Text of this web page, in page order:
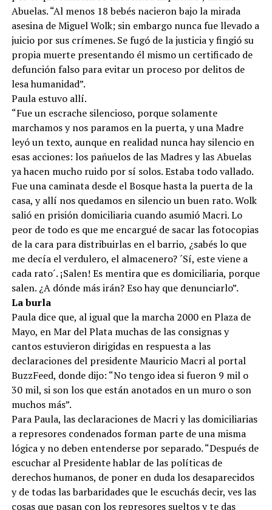
Abuelas. “Al menos 18 bebés nacieron bajo la mirada
asesina de Miguel Wolk; sin embargo nunca fue llevado a
juicio por sus crímenes. Se fugó de la justicia y fingió su
propia muerte presentando él mismo un certificado de
defunción falso para evitar un proceso por delitos de
lesa humanidad”.
Paula estuvo allí.
“Fue un escrache silencioso, porque solamente
marchamos y nos paramos en la puerta, y una Madre
leyó un texto, aunque en realidad nunca hay silencio en
esas acciones: los pañuelos de las Madres y las Abuelas
ya hacen mucho ruido por sí solos. Estaba todo vallado.
Fue una caminata desde el Bosque hasta la puerta de la
casa, y allí nos quedamos en silencio un buen rato. Wolk
salió en prisión domiciliaria cuando asumió Macri. Lo
peor de todo es que me encargué de sacar las fotocopias
de la cara para distribuirlas en el barrio, ¿sabés lo que
me decía el verdulero, el almacenero? ´Sí, este viene a
cada rato´. ¡Salen! Es mentira que es domiciliaria, porque
salen. ¿A dónde más irán? Eso hay que denunciarlo”.
La burla
Paula dice que, al igual que la marcha 2000 en Plaza de
Mayo, en Mar del Plata muchas de las consignas y
cantos estuvieron dirigidas en respuesta a las
declaraciones del presidente Mauricio Macri al portal
BuzzFeed, donde dijo: “No tengo idea si fueron 9 mil o
30 mil, si son los que están anotados en un muro o son
muchos más”.
Para Paula, las declaraciones de Macri y las domiciliarias
a represores condenados forman parte de una misma
lógica y no deben entenderse por separado. “Después de
escuchar al Presidente hablar de las políticas de
derechos humanos, de poner en duda los desaparecidos
y de todas las barbaridades que le escuchás decir, ves las
cosas que pasan con los represores sueltos y te das